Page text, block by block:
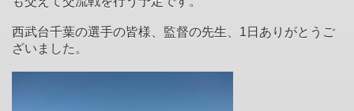
西武台千葉の選手の皆様、監督の先生、1日ありがとうご
ざいました。